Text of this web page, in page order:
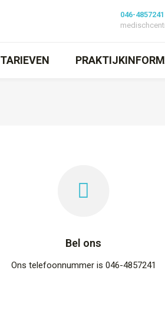
046-4857241
TARIEVEN
Bel ons
Ons telefoonnummer is 046-4857241